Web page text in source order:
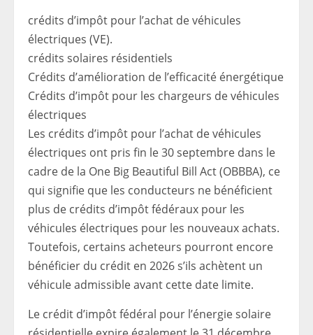
crédits d’impôt pour l’achat de véhicules
électriques (VE).
crédits solaires résidentiels
Crédits d’amélioration de l’efficacité énergétique
Crédits d’impôt pour les chargeurs de véhicules
électriques
Les crédits d’impôt pour l’achat de véhicules
électriques ont pris fin le 30 septembre dans le
cadre de la One Big Beautiful Bill Act (OBBBA), ce
qui signifie que les conducteurs ne bénéficient
plus de crédits d’impôt fédéraux pour les
véhicules électriques pour les nouveaux achats.
Toutefois, certains acheteurs pourront encore
bénéficier du crédit en 2026 s’ils achètent un
véhicule admissible avant cette date limite.
Le crédit d’impôt fédéral pour l’énergie solaire